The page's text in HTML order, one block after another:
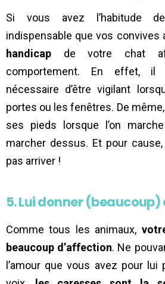
Si vous avez l’habitude
indispensable que vos convives
handicap de votre chat
comportement. En effet, il
nécessaire d’être vigilant
portes ou les fenêtres. De
ses pieds lorsque l’on
marcher dessus. Et pour
pas arriver !
5. Lui donner (beaucoup)
Comme tous les animaux,
beaucoup d’affection. Ne
l’amour que vous avez pour